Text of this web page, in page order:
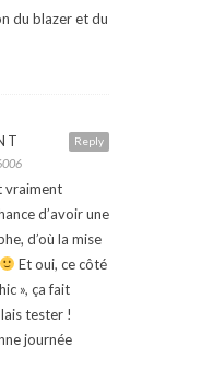
du blazer et du
Reply
vraiment
d’avoir une
d’où la mise
Et oui, ce côté
», ça fait
tester !
journée